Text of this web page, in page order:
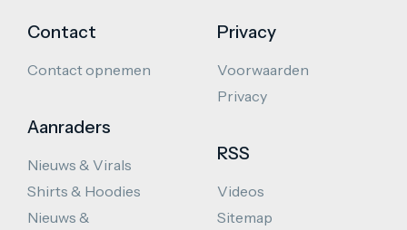
Contact
Contact opnemen
Aanraders
Nieuws & Virals
Shirts & Hoodies
Nieuws &
Privacy
Voorwaarden
Privacy
RSS
Videos
Sitemap